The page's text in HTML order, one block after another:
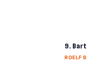
9.
ROELF